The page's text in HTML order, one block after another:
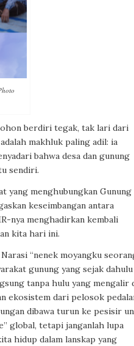
berdiri tegak, tak lari dari
makhluk paling adil: ia
bahwa desa dan gunung
sendiri.
yang menghubungkan Gunung
keseimbangan antara
nya menghadirkan kembali
kita hari ini.
“nenek moyangku
gunung yang sejak dahulu
tanpa hulu yang mengalir
ekosistem dari pelosok
dibawa turun ke pesisir
global, tetapi janganlah lupa
hidup dalam lanskap yang